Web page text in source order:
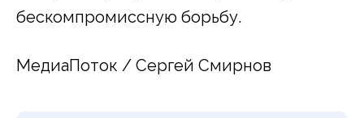
бескомпромиссную борьбу.
МедиаПоток / Сергей Смирнов